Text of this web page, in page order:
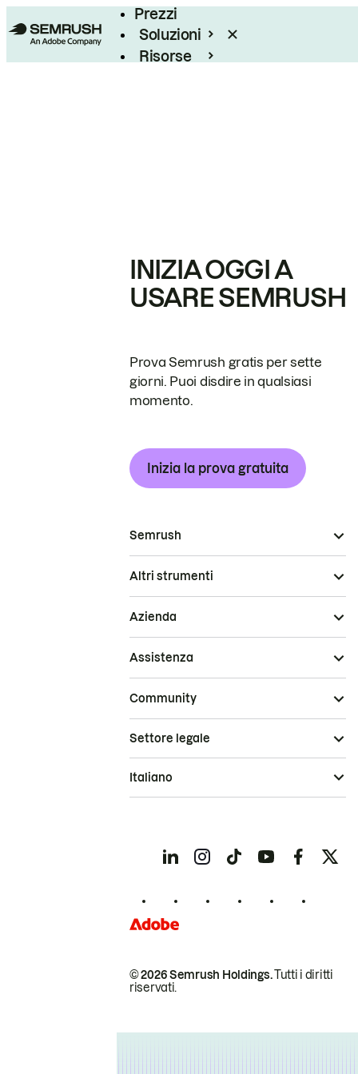
Prezzi
Soluzioni
Risorse
INIZIA OGGI A
USARE SEMRUSH
Prova Semrush gratis per sette
giorni. Puoi disdire in qualsiasi
momento.
Inizia la prova gratuita
Semrush
Altri strumenti
Azienda
Assistenza
Community
© 2026 Semrush Holdings.Tutti i diritti
riservati.
Settore legale
Italiano